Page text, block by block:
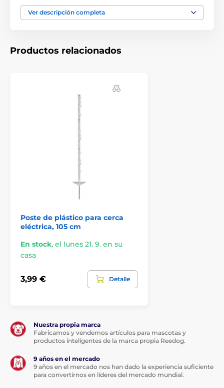
11 prácticos ojales:
7x para cuerda hasta Ø 8 mm
3x para cinta Ø 40 mm
Las especificaciones técnicas pueden cambiar sin
previo aviso. Las imágenes tienen únicamente
Accesorios Vallas eléctricas
Ver descripción completa
Productos relacionados
Poste de plástico para cerca
eléctrica, 105 cm
En stock, el lunes 21. 9. en su
casa
3,99 € Detalle
Nuestra propia marca
Fabricamos y vendemos artículos para mascotas y
productos inteligentes de la marca propia Reedog.
9 años en el mercado
9 años en el mercado nos han dado la experiencia suficiente
para convertirnos en líderes del mercado mundial.